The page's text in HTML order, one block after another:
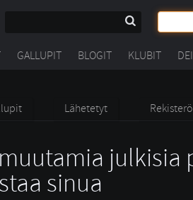
GALLUPIT BLOGIT KLUBIT
Lähetetyt
sinua